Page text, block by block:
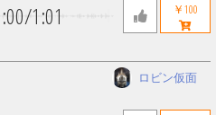
/1:01 ￥100
ロビン仮面